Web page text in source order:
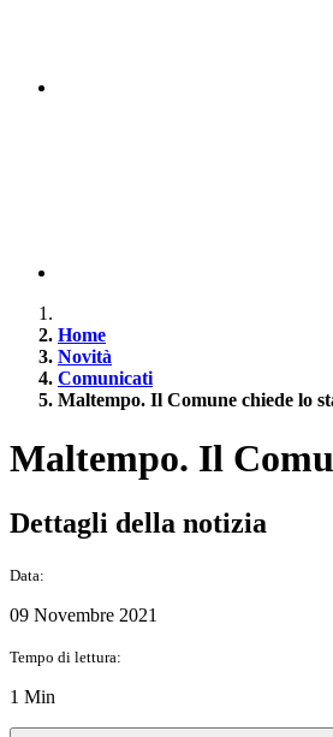
Home
Novità
Comunicati
Maltempo. Il Comune chiede lo
Maltempo. Il
Dettagli della notizia
Data:
09 Novembre 2021
Tempo di lettura:
1 Min